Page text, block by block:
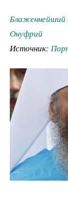
Блаженнейший
Онуфрий
Источник: